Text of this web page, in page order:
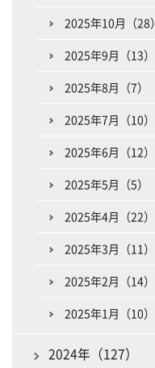
2025年10月（28）
2025年9月（13）
2025年8月（7）
2025年7月（10）
2025年6月（12）
2025年5月（5）
2025年4月（22）
2025年3月（11）
2025年2月（14）
2025年1月（10）
2024年（127）